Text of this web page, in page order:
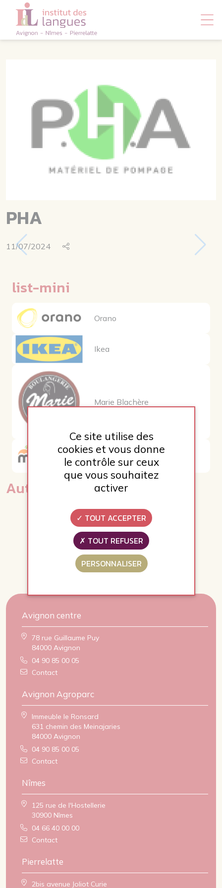
PHA
11/07/2024
list-mini
Orano
Ikea
Marie Blachère
Mehadrin
Autres Réferences
Avignon centre
78 rue Guillaume Puy
84000 Avignon
04 90 85 00 05
Contact
Avignon Agroparc
Immeuble le Ronsard
631 chemin des Meinajaries
84000 Avignon
04 90 85 00 05
Contact
Nîmes
125 rue de l'Hostellerie
30900 Nîmes
04 66 40 00 00
Contact
Pierrelatte
2bis avenue Joliot Curie
Panneau de gestion des cookies
Ce site utilise des
cookies et vous donne
le contrôle sur ceux
que vous souhaitez
activer
TOUT ACCEPTER
TOUT REFUSER
PERSONNALISER